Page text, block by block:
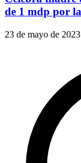
de 1 mdp por
23 de mayo de 2023